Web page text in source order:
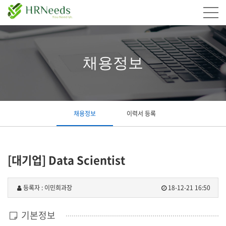
채용정보
채용정보 이력서 등록
[대기업] Data Scientist
등록자 : 이민희과장 18-12-21 16:50
기본정보